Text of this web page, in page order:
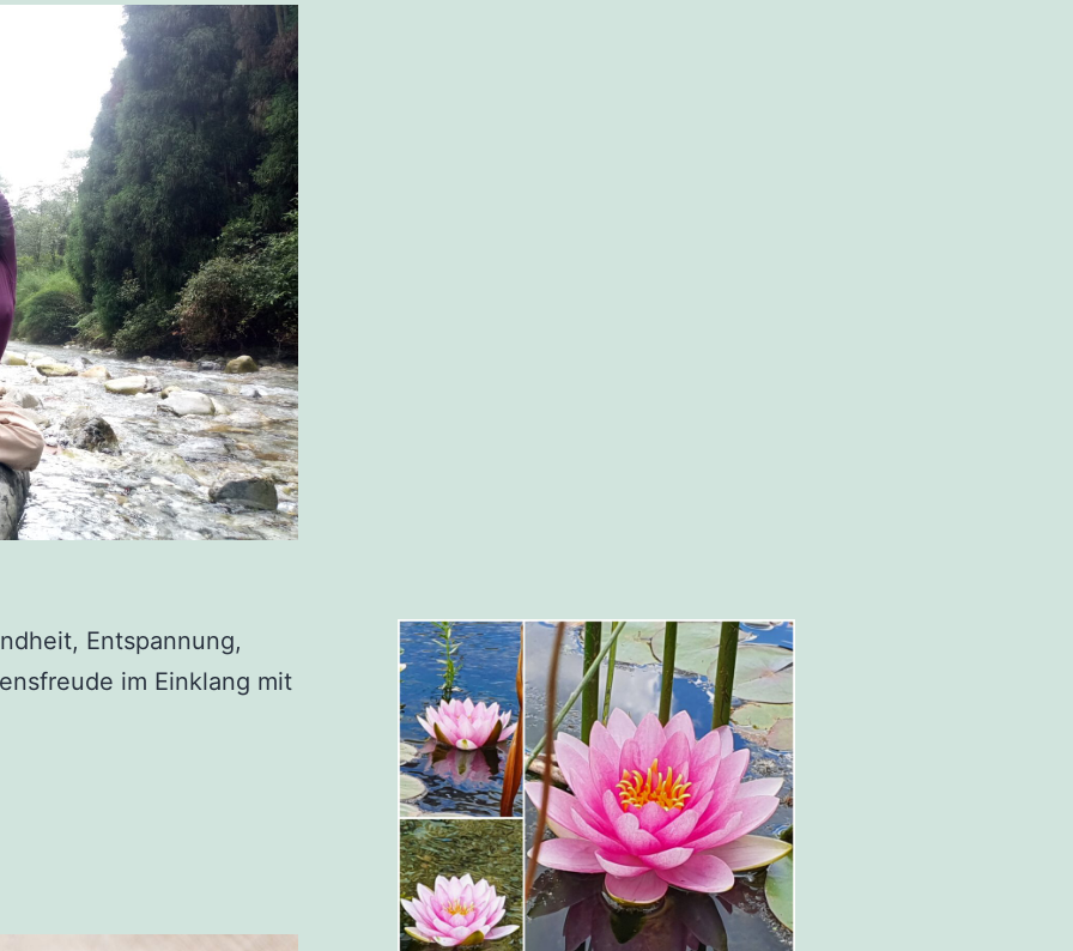
Entspannung,
im Einklang mit